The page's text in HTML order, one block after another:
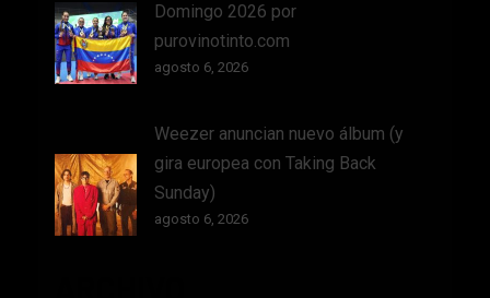
Domingo 2026 por
purovinotinto.com
agosto 6, 2026
Weezer anuncian nuevo álbum (y
gira europea con Taking Back
Sunday)
agosto 6, 2026